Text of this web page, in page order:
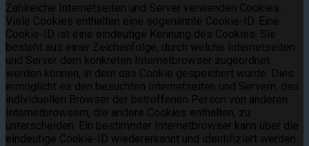
Zahlreiche Internetseiten und Server verwenden Cookies.
Viele Cookies enthalten eine sogenannte Cookie-ID. Eine
Cookie-ID ist eine eindeutige Kennung des Cookies. Sie
besteht aus einer Zeichenfolge, durch welche Internetseiten
und Server dem konkreten Internetbrowser zugeordnet
werden können, in dem das Cookie gespeichert wurde. Dies
ermöglicht es den besuchten Internetseiten und Servern, den
individuellen Browser der betroffenen Person von anderen
Internetbrowsern, die andere Cookies enthalten, zu
unterscheiden. Ein bestimmter Internetbrowser kann über die
eindeutige Cookie-ID wiedererkannt und identifiziert werden.